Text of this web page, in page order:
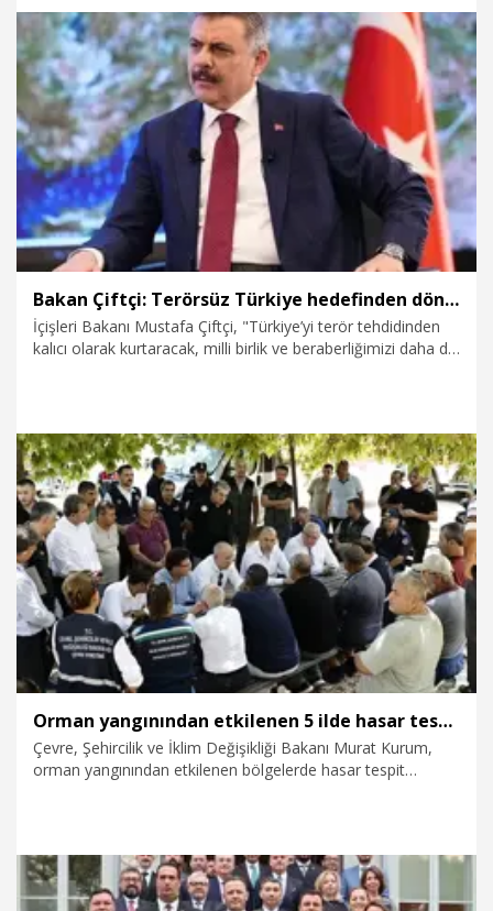
yönlendiriyoruz" dedi.
6.08.2026 Politika
Bakan Çiftçi: Terörsüz Türkiye hedefinden dönüş yoktur
İçişleri Bakanı Mustafa Çiftçi, "Türkiye’yi terör tehdidinden
kalıcı olarak kurtaracak, milli birlik ve beraberliğimizi daha da
6.08.2026 Gündem
Orman yangınından etkilenen 5 ilde hasar tespit çalışmaları tamamlandı
Çevre, Şehircilik ve İklim Değişikliği Bakanı Murat Kurum,
orman yangınından etkilenen bölgelerde hasar tespit
olduğu gibi yine milletimizin yanında olacak ve yaraları hızlı
bir şekilde saracağız" dedi.